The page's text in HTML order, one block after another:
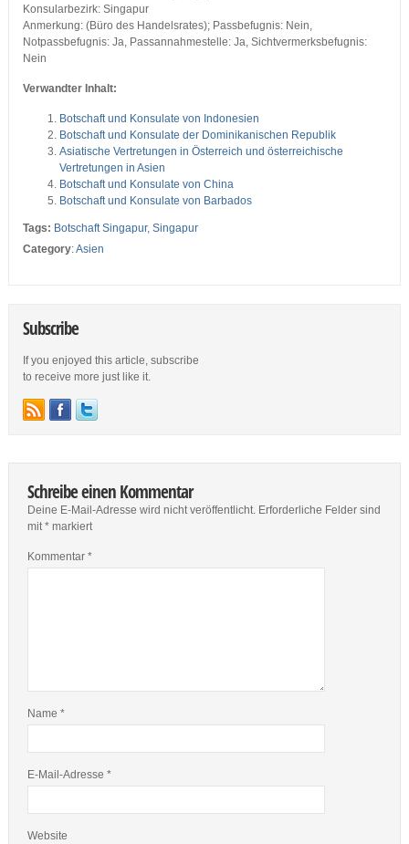
Konsularbezirk: Singapur
Anmerkung: (Büro des Handelsrates); Passbefugnis: Nein,
Notpassbefugnis: Ja, Passannahmestelle: Ja, Sichtvermerksbefugnis:
Nein
Verwandter Inhalt:
Botschaft und Konsulate von Indonesien
Botschaft und Konsulate der Dominikanischen Republik
Asiatische Vertretungen in Österreich und österreichische
Vertretungen in Asien
Botschaft und Konsulate von China
Botschaft und Konsulate von Barbados
Tags: Botschaft Singapur, Singapur
Category:Asien
Subscribe
If you enjoyed this article, subscribe
to receive more just like it.
Schreibe einen Kommentar
Deine E-Mail-Adresse wird nicht veröffentlicht. Erforderliche Felder sind
mit*markiert
Kommentar *
Name *
E-Mail-Adresse *
Website